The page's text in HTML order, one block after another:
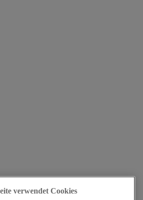
verwendet Cookies